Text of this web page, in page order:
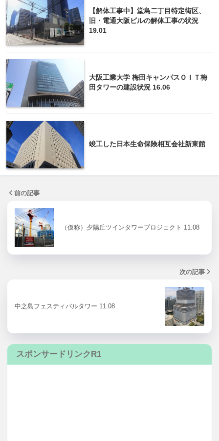
【解体工事中】堂島二丁目特定街区、
旧・電通大阪ビルの解体工事の状況
19.01
大阪工業大学 梅田キャンパスＯＩＴ梅
田タワーの建設状況 16.06
竣工した日本生命保険相互会社新東館
前の記事
（仮称）夕陽丘ツインタワープロジェクト 11.08
次の記事
中之島フェスティバルタワー 11.08
スポンサードリンクR1